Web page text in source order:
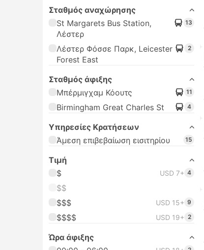
Σταθμός αναχώρησης
St Margarets Bus Station,
Λέστερ
13
Λέστερ Φόσσε Παρκ, Leicester
Forest East
2
Σταθμός άφιξης
Μπέρμιγχαμ Κόουτς
11
Birmingham Great Charles St 4
Υπηρεσίες Κρατήσεων
Άμεση επιβεβαίωση εισιτηρίου
15
Τιμή
$
USD 7+ 4
$$
$$$
USD 15+ 9
$$$$ USD 19+ 2
Ώρα άφιξης